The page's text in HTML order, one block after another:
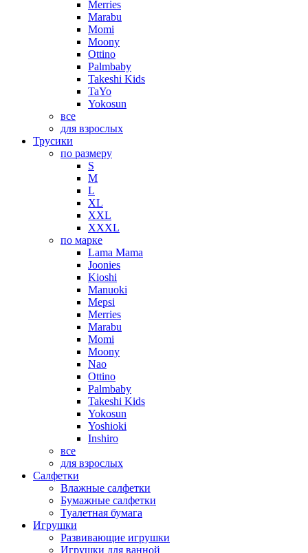
Merries
Marabu
Momi
Moony
Ottino
Palmbaby
Takeshi Kids
TaYo
Yokosun
все
для взрослых
Трусики
по размеру
S
M
L
XL
XXL
XXXL
по марке
Lama Mama
Joonies
Kioshi
Manuoki
Mepsi
Merries
Marabu
Momi
Moony
Nao
Ottino
Palmbaby
Takeshi Kids
Yokosun
Yoshioki
Inshiro
все
для взрослых
Салфетки
Влажные салфетки
Бумажные салфетки
Туалетная бумага
Игрушки
Развивающие игрушки
Игрушки для ванной